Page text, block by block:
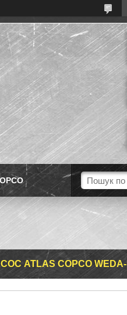
ATLAS COPCO WEDA-